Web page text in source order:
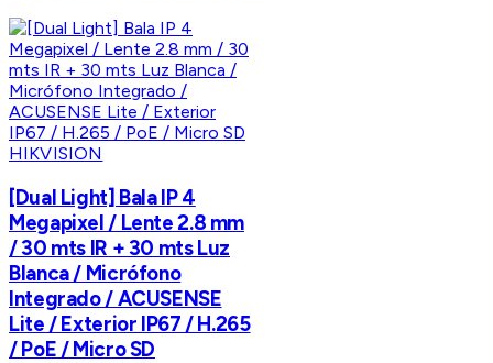
HIKVISION
[Dual Light] Bala IP 4
Megapixel / Lente 2.8 mm
/ 30 mts IR + 30 mts Luz
Blanca / Micrófono
Integrado / ACUSENSE
Lite / Exterior IP67 / H.265
/ PoE / Micro SD